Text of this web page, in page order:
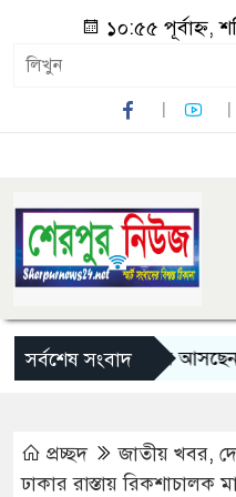
১০:৫৫ পূর্বাহ্ন,
সর্বশেষ সংবাদ
প্রতিমন্ত্রী বগুড়ায় আসছেন আজ
প্রচ্ছদ জাতীয় খবর,
ঢাকার রাস্তায় রিকশাচালক